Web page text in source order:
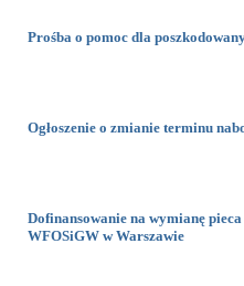
Prośba o pomoc dla
Ogłoszenie o zmianie terminu
Dofinansowanie na wymianę
WFOSiGW w Warszawie